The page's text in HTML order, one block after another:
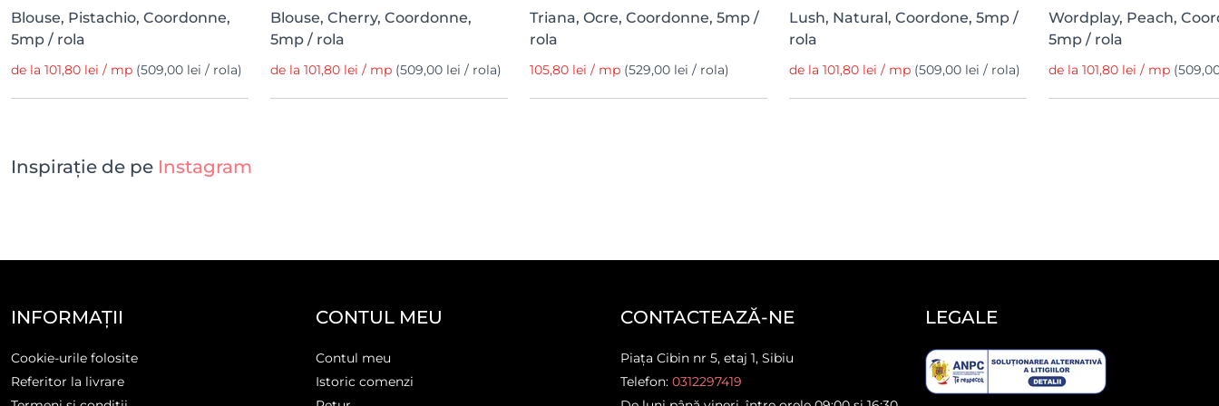
Blouse, Pistachio, Coordonne,
5mp / rola
de la 101,80 lei / mp (509,00 lei / rola)
Blouse, Cherry, Coordonne,
5mp / rola
de la 101,80 lei / mp (509,00 lei / rola)
Triana, Ocre, Coordonne, 5mp /
rola
105,80 lei / mp (529,00 lei / rola)
Lush, Natural, Coordone, 5mp /
rola
de la 101,80 lei / mp (509,00 lei / rola)
Wordplay, Peach,
5mp / rola
de la 101,80 lei / mp
Inspirație de pe Instagram
INFORMAȚII
Cookie-urile folosite
Referitor la livrare
CONTUL MEU
Contul meu
Istoric comenzi
CONTACTEAZĂ-NE
Piața Cibin nr 5, etaj 1, Sibiu
Telefon: 0312297419
LEGALE